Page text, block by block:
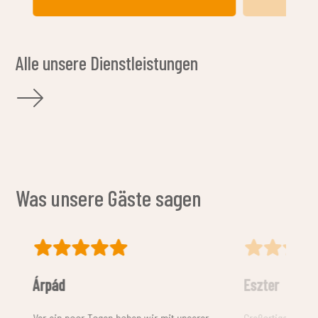
Alle unsere Dienstleistungen
Was unsere Gäste sagen